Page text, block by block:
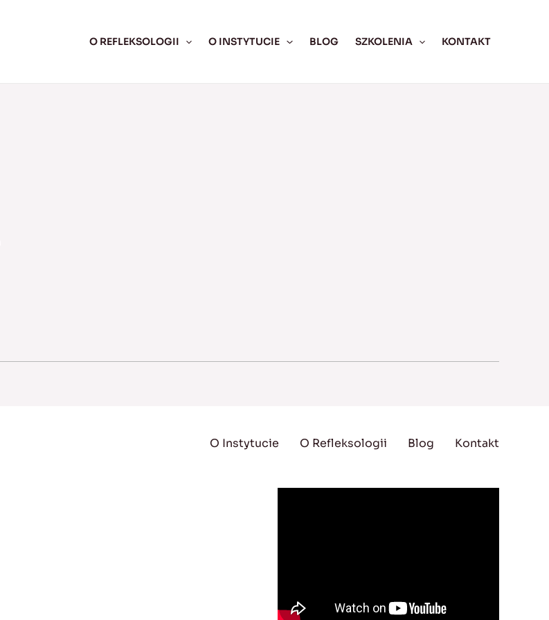
O REFLEKSOLOGII O INSTYTUCIE BLOG SZKOLENIA KONTAKT
O Instytucie O Refleksologii Blog Kontakt